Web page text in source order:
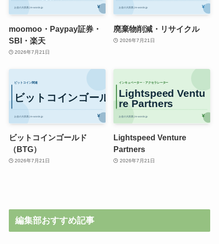
moomoo・Paypay証券・
SBI・楽天
2026年7月21日
廃棄物削減・リサイクル
2026年7月21日
ビットコインゴールド
（BTG）
2026年7月21日
Lightspeed Venture
Partners
2026年7月21日
編集部おすすめ記事